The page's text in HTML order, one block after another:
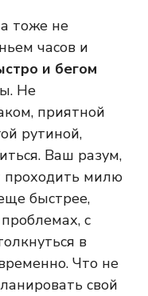
тоже не
часов и
и бегом
Не
приятной
рутиной,
Ваш разум,
проходить милю
быстрее,
с
в
Что не
свой